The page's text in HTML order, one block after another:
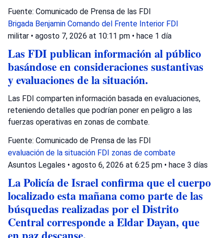
Fuente: Comunicado de Prensa de las FDI
Brigada Benjamin Comando del Frente Interior FDI
militar • agosto 7, 2026 at 10:11 pm • hace 1 día
Las FDI publican información al público
basándose en consideraciones sustantivas
y evaluaciones de la situación.
Las FDI comparten información basada en evaluaciones,
reteniendo detalles que podrían poner en peligro a las
fuerzas operativas en zonas de combate.
Fuente: Comunicado de Prensa de las FDI
evaluación de la situación FDI zonas de combate
Asuntos Legales • agosto 6, 2026 at 6:25 pm • hace 3 días
La Policía de Israel confirma que el cuerpo
localizado esta mañana como parte de las
búsquedas realizadas por el Distrito
Central corresponde a Eldar Dayan, que